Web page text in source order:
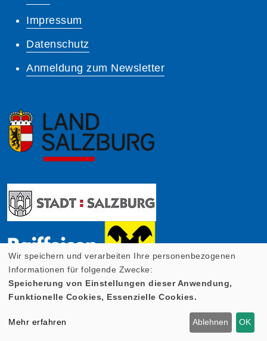
Impressum
Datenschutz
Anmeldung zum Newsletter
Wir speichern und verarbeiten Ihre personenbezogenen
Informationen für folgende Zwecke:
Speicherung von Einstellungen dieser Anwendung,
Funktionelle Cookies, Essenzielle Cookies.
Mehr erfahren Ablehnen OK